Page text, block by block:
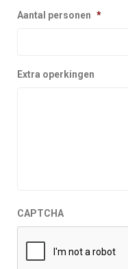
Aantal personen *
Extra operkingen
CAPTCHA